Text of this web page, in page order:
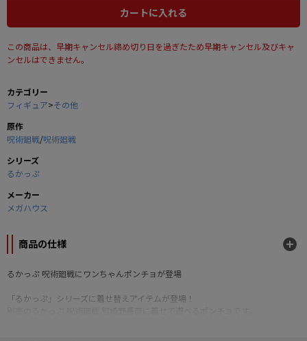
カートに入れる
この商品は、早期キャンセル締め切り日を過ぎたため早期キャンセル及びキャ
ンセルはできません。
カテゴリー
フィギュア>その他
原作
呪術廻戦/呪術廻戦
シリーズ
るかっぷ
メーカー
メガハウス
商品の仕様
るかっぷ 呪術廻戦にワンちゃんポンチョが登場
「るかっぷ」シリーズに着せ替えアイテムが登場！